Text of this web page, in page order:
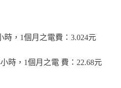
時，1個月之電費：3.024元
時，1個月之電 費：22.68元